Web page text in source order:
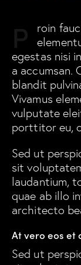
roin
egestas nisi
a accumsan.
blandit
Vivamus
vulputate
porttitor eu,
Sed ut
sit
laudantium,
quae ab illo
architecto
At vero eos et
Sed ut